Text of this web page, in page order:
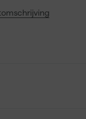
van andere
of een